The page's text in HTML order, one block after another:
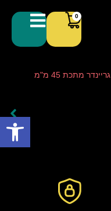
פתח
0
גריינדר מתכת 45 מ"מ